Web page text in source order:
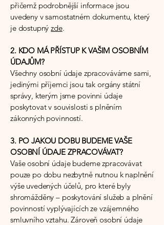
přičemž podrobnější informace jsou
uvedeny v samostatném dokumentu, který
je dostupnýzde.
2. KDO MÁ PŘÍSTUP K VAŠIM OSOBNÍM
ÚDAJŮM?
Všechny osobní údaje zpracováváme sami,
jedinými příjemci jsou tak orgány státní
správy, kterým jsme povinni údaje
poskytovat v souvislosti s plněním
zákonných povinností.
3. PO JAKOU DOBU BUDEME VAŠE
OSOBNÍ ÚDAJE ZPRACOVÁVAT?
Vaše osobní údaje budeme zpracovávat
pouze po dobu nezbytně nutnou k naplnění
výše uvedených účelů, pro které byly
shromážděny – poskytování služeb a plnění
povinností vyplývajících ze vzájemného
smluvního vztahu. Zároveň osobní údaje